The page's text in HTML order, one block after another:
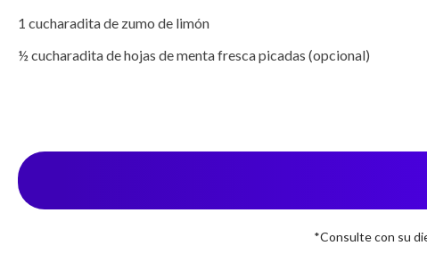
1 cucharadita de zumo de limón
½ cucharadita de hojas de menta fresca picadas (opcional)
*Consulte con su